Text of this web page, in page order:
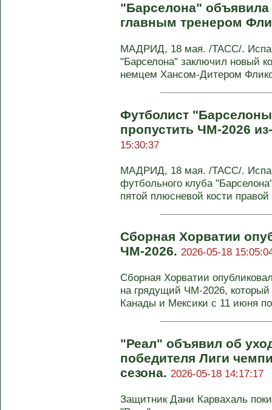
"Барселона" объявила
главным тренером
МАДРИД, 18 мая. /ТАСС/.
"Барселона" заключил новый
немцем Хансом-Дитером
Футболист
пропустить ЧМ-2026
15:30:37
МАДРИД, 18 мая. /ТАСС/.
футбольного клуба
пятой плюсневой кости
Сборная Хорватии
ЧМ-2026. 2026-05-18
Сборная Хорватии
на грядущий ЧМ-2026,
Канады и Мексики с 11 июня
"Реал" объявил об
победителя Лиги
сезона. 2026-05-18 14:17:17
Защитник Дани Карвахаль